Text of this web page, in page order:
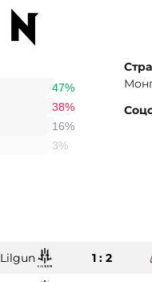
47%
38%
16%
3%
Lilgun 1 : 2